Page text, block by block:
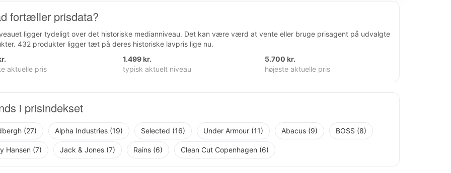
fortæller prisdata?
ligger tydeligt over det historiske medianniveau. Det kan være værd at vente eller bruge prisagent på udvalgte
432 produkter ligger tæt på deres historiske lavpris lige nu.
aktuelle pris
1.499 kr.
typisk aktuelt niveau
5.700 kr.
højeste aktuelle pris
i prisindekset
(27) Alpha Industries (19) Selected (16) Under Armour (11) Abacus (9) BOSS (8)
Hansen (7) Jack & Jones (7) Rains (6) Clean Cut Copenhagen (6)